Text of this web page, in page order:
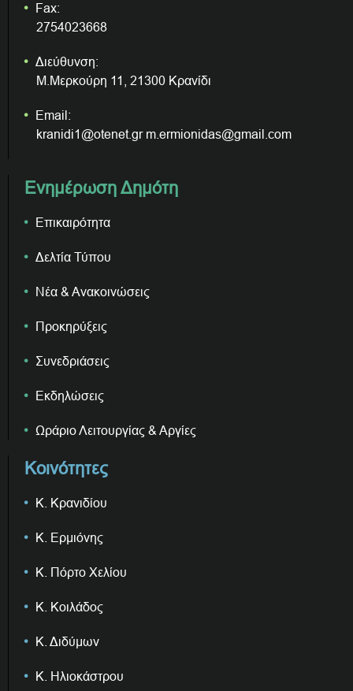
Fax:
2754023668
Διεύθυνση:
Μ.Μερκούρη 11, 21300 Κρανίδι
Email:
kranidi1@otenet.gr m.ermionidas@gmail.com
Ενημέρωση Δημότη
Επικαιρότητα
Δελτία Τύπου
Νέα & Ανακοινώσεις
Προκηρύξεις
Συνεδριάσεις
Εκδηλώσεις
Ωράριο Λειτουργίας & Αργίες
Κοινότητες
Κ. Κρανιδίου
Κ. Ερμιόνης
Κ. Πόρτο Χελίου
Κ. Κοιλάδος
Κ. Διδύμων
Κ. Ηλιοκάστρου